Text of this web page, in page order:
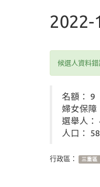
2022-
候選人資料
名額： 9
婦女保障
選舉人：
人口：
行政區： 三重區